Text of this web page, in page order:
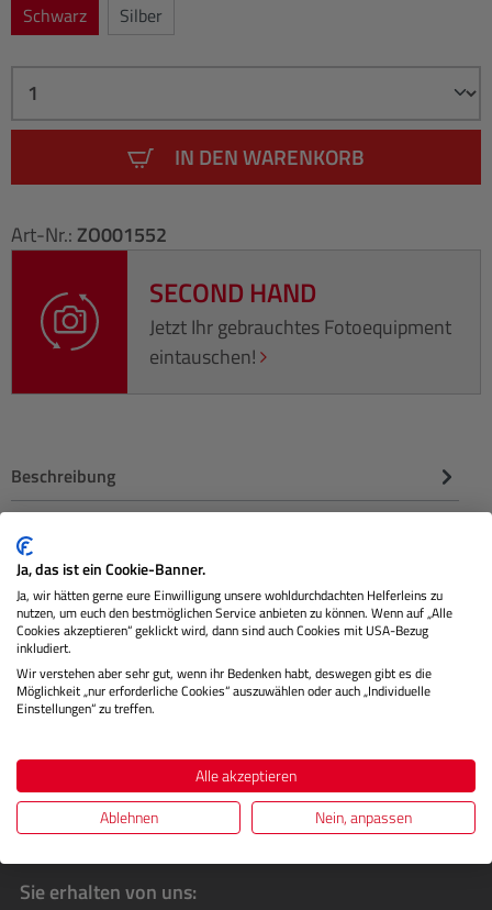
Schwarz
Silber
IN DEN WARENKORB
Art-Nr.: ZO001552
SECOND HAND
Jetzt Ihr gebrauchtes Fotoequipment
eintauschen!
Beschreibung
Der Schutzfilter mit einem Durchmesser von 49 mm
schützt das Objektiv vor Staub und Schmutz. Die Super-
EBC-Beschichtung (Ele…
Herstellerinformationen
Bewertungen
Sie erhalten von uns:
Ja, das ist ein Cookie-Banner.
Ja, wir hätten gerne eure Einwilligung unsere wohldurchdachten Helferleins zu
nutzen, um euch den bestmöglichen Service anbieten zu können. Wenn auf „Alle
Cookies akzeptieren“ geklickt wird, dann sind auch Cookies mit USA-Bezug
inkludiert.
Wir verstehen aber sehr gut, wenn ihr Bedenken habt, deswegen gibt es die
Möglichkeit „nur erforderliche Cookies“ auszuwählen oder auch „Individuelle
Einstellungen“ zu treffen.
Alle akzeptieren
Ablehnen
Nein, anpassen